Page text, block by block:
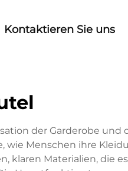
Kontaktieren Sie uns
der Garderobe und
wie Menschen ihre
klaren Materialien, die